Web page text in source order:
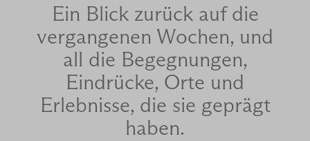
Ein Blick zurück auf die
vergangenen Wochen, und
all die Begegnungen,
Eindrücke, Orte und
Erlebnisse, die sie geprägt
haben.